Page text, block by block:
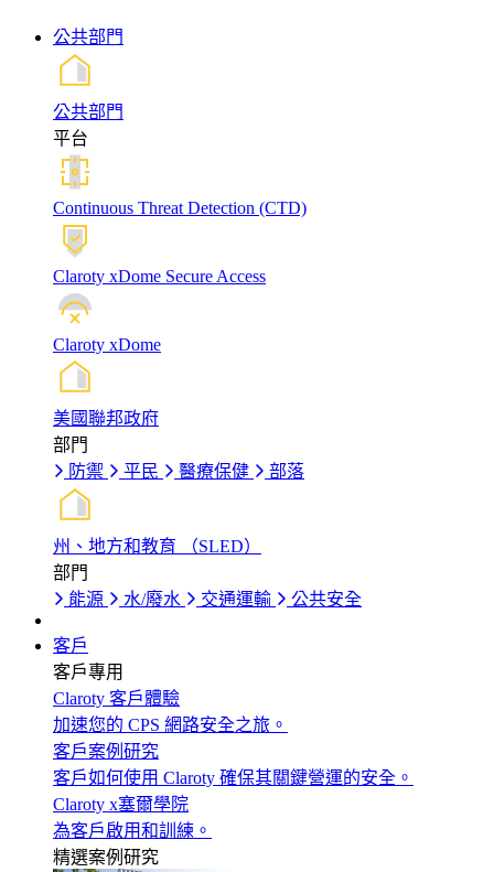
公共部門
公共部門
平台
Continuous Threat Detection (CTD)
Claroty xDome Secure Access
Claroty xDome
美國聯邦政府
部門
防禦
平民 醫療保健 部落
州、地方和教育 （SLED）
部門
能源
水/廢水 交通運輸 公共安全
客戶
客戶專用
Claroty 客戶體驗
加速您的 CPS 網路安全之旅。
客戶案例研究
客戶如何使用 Claroty 確保其關鍵營運的安全。
Claroty x塞爾學院
為客戶啟用和訓練。
精選案例研究